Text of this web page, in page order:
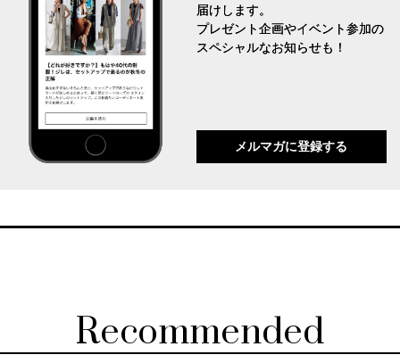
届けします。
プレゼント企画やイベント参加の
スペシャルなお知らせも！
メルマガに登録する
Recommended